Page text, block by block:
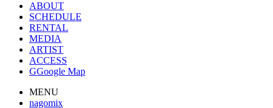
ABOUT
SCHEDULE
RENTAL
MEDIA
ARTIST
ACCESS
GGoogle Map
MENU
nagomix